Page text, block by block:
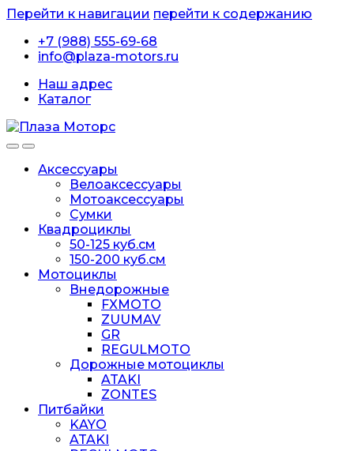
Перейти к навигации перейти к содержанию
+7 (988) 555-69-68
info@plaza-motors.ru
Наш адрес
Каталог
Аксессуары
Велоаксессуары
Мотоаксессуары
Сумки
Квадроциклы
50-125 куб.см
150-200 куб.см
Мотоциклы
Внедорожные
FXMOTO
ZUUMAV
GR
REGULMOTO
Дорожные мотоциклы
ATAKI
ZONTES
Питбайки
KAYO
ATAKI